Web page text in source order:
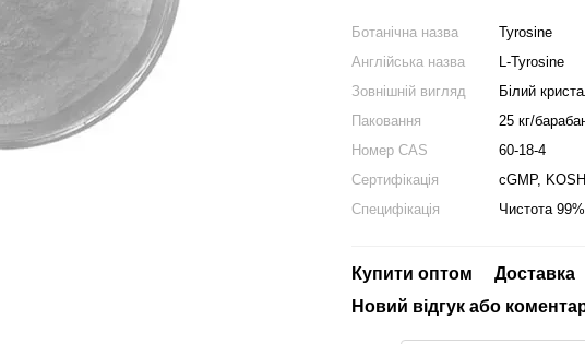
Ботанічна назва
Tyrosine
Англійська назва
L-Tyrosine
Зовнішній вигляд
Білий
Паковання
25 кг/
Номер CAS
60-18-4
Сертифікація
cGMP,
Специфікація
Чистота 99%
Купити оптом Доставка
Новий відгук або